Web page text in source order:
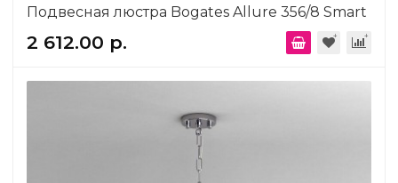
Подвесная люстра Bogates Allure 356/8 Smart
2 612.00 р.